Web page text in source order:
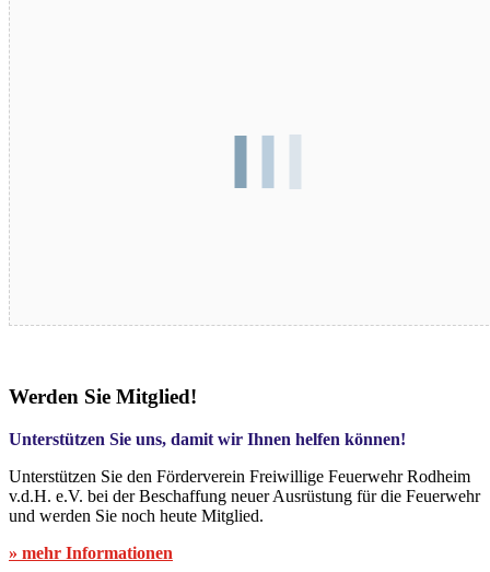
Blutspende – 17.08.2026
Werden Sie Mitglied!
Unterstützen Sie uns, damit wir Ihnen helfen können!
Unterstützen Sie den Förderverein Freiwillige Feuerwehr Rodheim
v.d.H. e.V. bei der Beschaffung neuer Ausrüstung für die Feuerwehr
und werden Sie noch heute Mitglied.
» mehr Informationen